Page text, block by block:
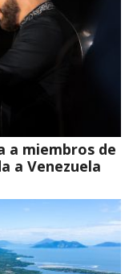
a miembros de
a Venezuela